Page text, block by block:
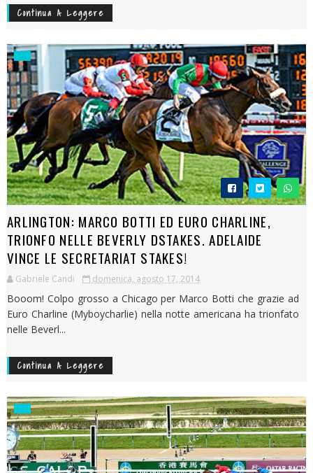
Continua A Leggere
ARLINGTON: MARCO BOTTI ED EURO CHARLINE,
TRIONFO NELLE BEVERLY DSTAKES. ADELAIDE
VINCE LE SECRETARIAT STAKES!
Gabriele Candi domenica, agosto 17, 2014
Booom! Colpo grosso a Chicago per Marco Botti che grazie ad
Euro Charline (Myboycharlie) nella notte americana ha trionfato
nelle Beverl...
Continua A Leggere